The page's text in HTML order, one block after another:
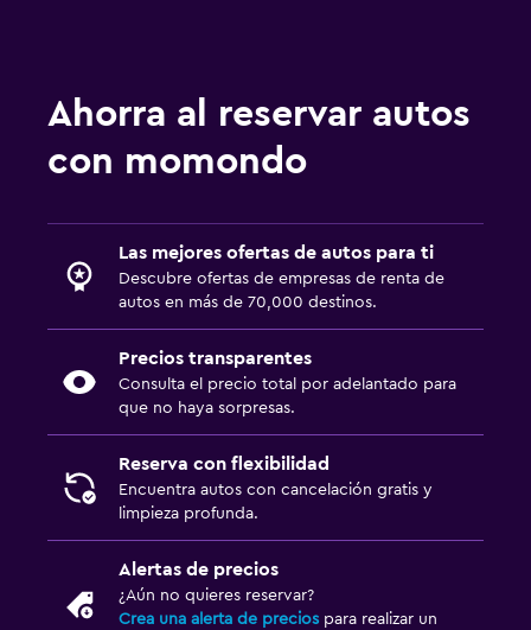
Ahorra al reservar autos
con momondo
Las mejores ofertas de autos para ti
Descubre ofertas de empresas de renta de
autos en más de 70,000 destinos.
Precios transparentes
Consulta el precio total por adelantado para
que no haya sorpresas.
Reserva con flexibilidad
Encuentra autos con cancelación gratis y
limpieza profunda.
Alertas de precios
¿Aún no quieres reservar?
Crea una alerta de precios para realizar un